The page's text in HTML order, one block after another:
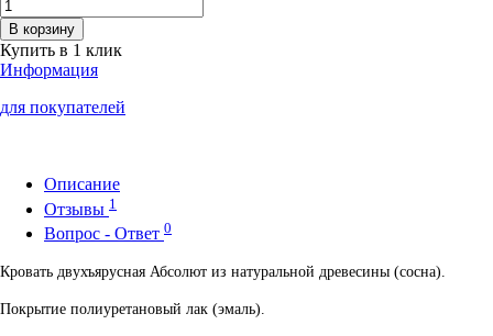
В корзину
Купить в 1 клик
Информация
для покупателей
Описание
Отзывы 1
Вопрос - Ответ 0
Кровать двухъярусная Абсолют из натуральной древесины (сосна).
Покрытие полиуретановый лак (эмаль).